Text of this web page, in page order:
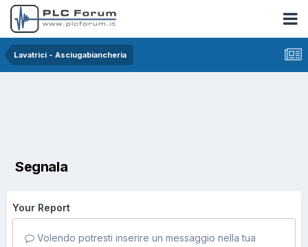
Lavatrici - Asciugabiancheria
Segnala
Your Report
Volendo potresti inserire un messaggio nella tua